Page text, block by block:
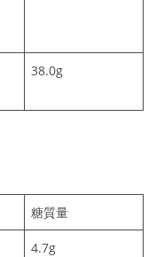
38.0g
糖質量
4.7g